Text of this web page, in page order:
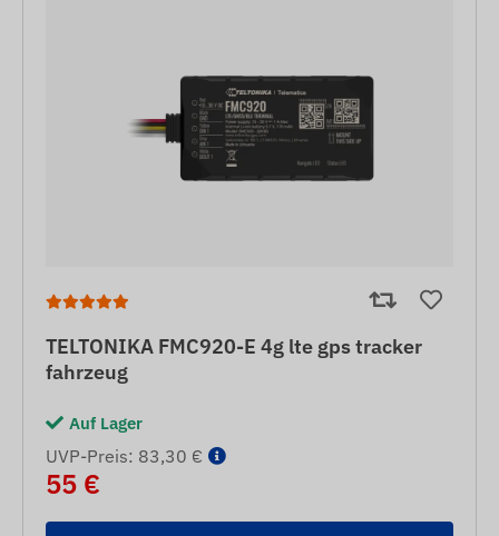
TELTONIKA FMC920-E 4g lte gps tracker
fahrzeug
Auf Lager
UVP-Preis: 83,30 €
55 €